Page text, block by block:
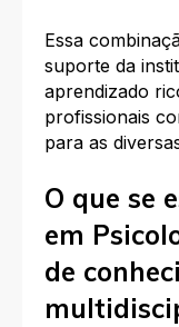
Essa
suporte da
aprendizado
profissionais
para as
O que se
em
de